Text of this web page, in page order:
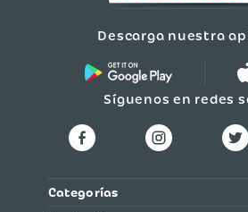
Descarga nuestra
Síguenos en redes
Categorías